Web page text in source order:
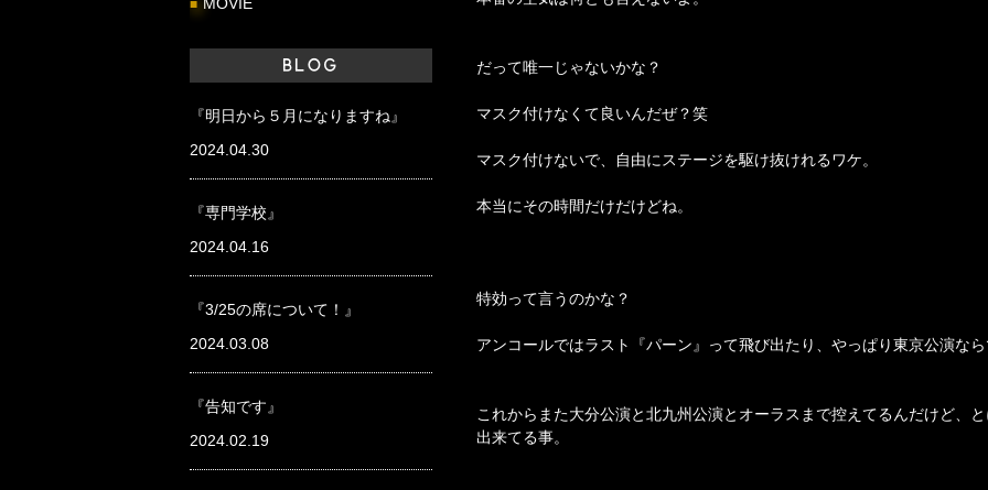
だって唯一じゃないかな？
マスク付けなくて良いんだぜ？笑
マスク付けないで、自由にステージを駆け抜けれるワケ。
本当にその時間だけだけどね。
特効って言うのかな？
アンコールではラスト『パーン』って飛び出たり、やっぱり東京公演な
これからまた大分公演と北九州公演とオーラスまで控えてるんだけど、
出来てる事。
BLOG
『明日から５月になりますね』
2024.04.30
『専門学校』
2024.04.16
『3/25の席について！』
2024.03.08
『告知です』
2024.02.19